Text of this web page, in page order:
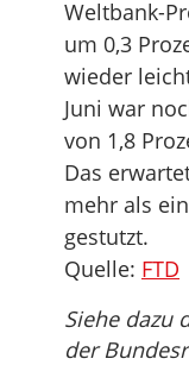
Weltbank-
um 0,3
wieder
Juni war
von 1,8
Das
mehr als
gestutzt.
Quelle: FTD
Siehe dazu
der